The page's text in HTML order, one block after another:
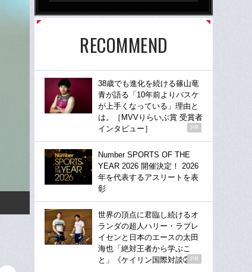
RECOMMEND
38歳でも進化を続ける篠山竜
青が語る「10年前よりバスケ
が上手くなっている」理由と
は。［MVVりらいぶ賞 受賞者
インタビュー］
PR
Number SPORTS OF THE
YEAR 2026 開催決定！ 2026
年を代表するアスリートを表
彰
世界の頂点に君臨し続けるオ
ランダの超人ハリー・ラブレ
イセンと日本のエースの太田
海也「絶対王者から学ぶこ
と」《ケイリン国際対談②》
PR